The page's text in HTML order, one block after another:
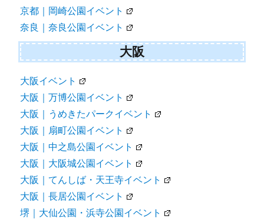
京都｜岡崎公園イベント
奈良｜奈良公園イベント
大阪
大阪イベント
大阪｜万博公園イベント
大阪｜うめきたパークイベント
大阪｜扇町公園イベント
大阪｜中之島公園イベント
大阪｜大阪城公園イベント
大阪｜てんしば・天王寺イベント
大阪｜長居公園イベント
堺｜大仙公園・浜寺公園イベント